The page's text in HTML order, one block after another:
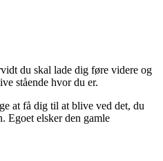
du skal lade dig føre videre og
stående hvor du er.
at få dig til at blive ved det, du
Egoet elsker den gamle